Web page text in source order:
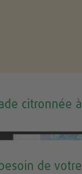
citronnée à
de votre